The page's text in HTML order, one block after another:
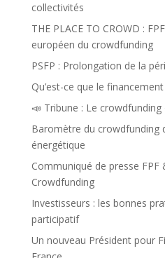
collectivités
THE PLACE TO CROWD :
européen du crowdfunding
PSFP : Prolongation de la
Qu’est-ce que le
📣 Tribune : Le crowdfunding
Baromètre du crowdfunding
énergétique
Communiqué de presse FPF
Crowdfunding
Investisseurs : les bonnes
participatif
Un nouveau Président pour